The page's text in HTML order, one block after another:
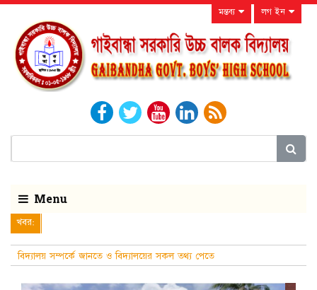
মন্তব্য লগ ইন
Menu
খবর:
বিদ্যালয় সম্পর্কে জানতে ও বিদ্যালয়ের সকল তথ্য পেতে